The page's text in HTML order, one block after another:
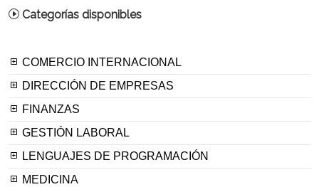
Categorías disponibles
COMERCIO INTERNACIONAL
DIRECCIÓN DE EMPRESAS
FINANZAS
GESTIÓN LABORAL
LENGUAJES DE PROGRAMACIÓN
MEDICINA